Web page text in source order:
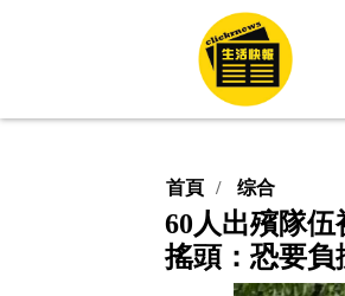
首頁 综合
60人出殯隊
搖頭：恐要負